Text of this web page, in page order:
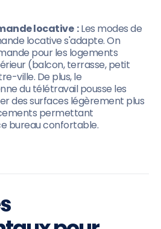
locative :Les modes de
locative s'adapte. On
pour les logements
(balcon, terrasse, petit
ville. De plus, le
du télétravail pousse les
des surfaces légèrement plus
permettant
bureau confortable.